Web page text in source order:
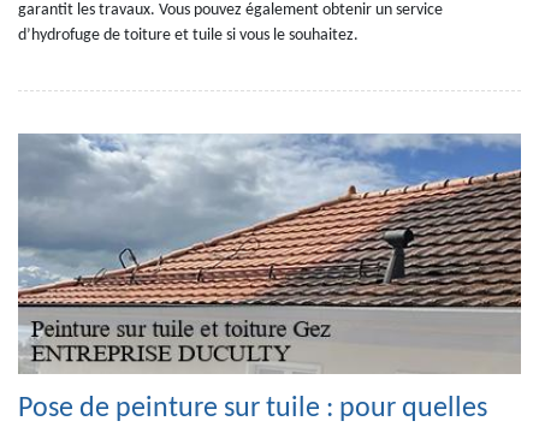
garantit les travaux. Vous pouvez également obtenir un service
d’hydrofuge de toiture et tuile si vous le souhaitez.
Pose de peinture sur tuile : pour quelles